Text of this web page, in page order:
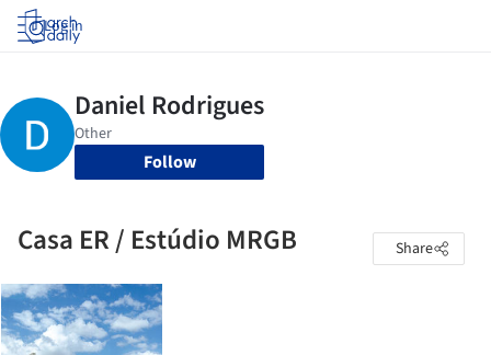
Log in
Follow
Casa ER / Estúdio MRGB Share